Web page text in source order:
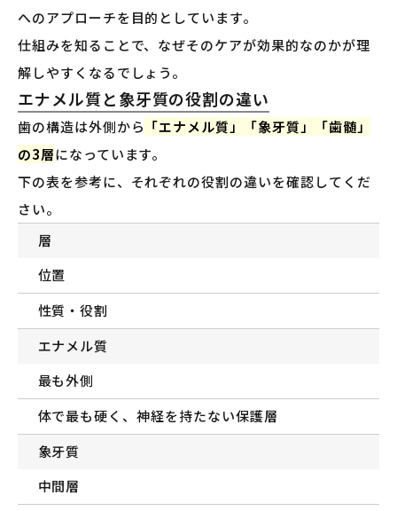
へのアプローチを目的としています。
仕組みを知ることで、なぜそのケアが効果的なのかが理
解しやすくなるでしょう。
エナメル質と象牙質の役割の違い
歯の構造は外側から 「エナメル質」「象牙質」「歯髄」
の3層になっています。
下の表を参考に、それぞれの役割の違いを確認してくだ
さい。
層
位置
性質・役割
エナメル質
最も外側
体で最も硬く、神経を持たない保護層
象牙質
中間層